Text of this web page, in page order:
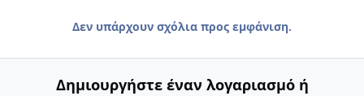
Δεν υπάρχουν σχόλια προς εμφάνιση.
Δημιουργήστε έναν λογαριασμό ή